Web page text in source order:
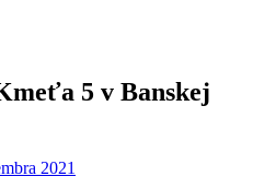
5 v Banskej
2021